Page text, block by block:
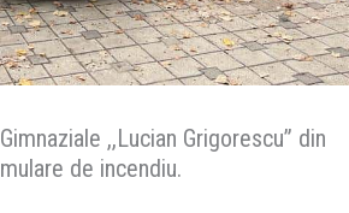
,,Lucian Grigorescu” din
de incendiu.